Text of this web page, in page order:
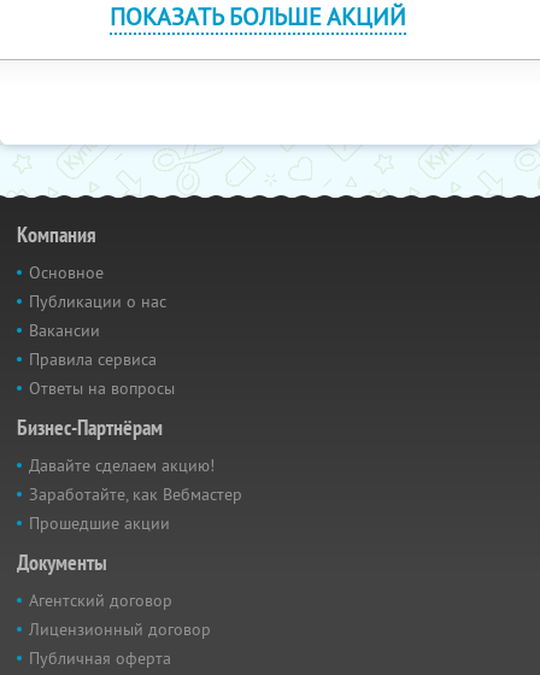
ПОКАЗАТЬ БОЛЬШЕ АКЦИЙ
Компания
Основное
Публикации о нас
Вакансии
Правила сервиса
Ответы на вопросы
Бизнес-Партнёрам
Давайте сделаем акцию!
Заработайте, как Вебмастер
Прошедшие акции
Документы
Агентский договор
Лицензионный договор
Публичная оферта